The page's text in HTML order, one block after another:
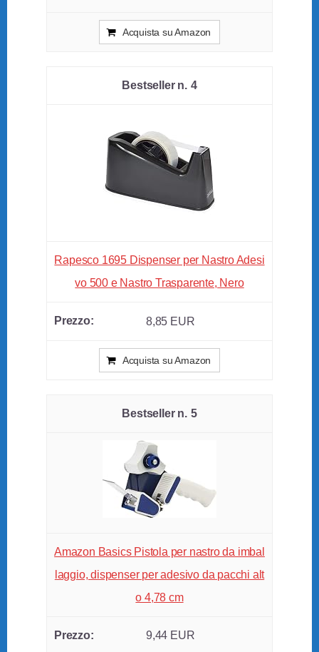
Acquista su Amazon
4
Rapesco 1695 Dispenser per Nastro Adesi
vo 500 e Nastro Trasparente, Nero
8,85 EUR
Acquista su Amazon
5
Amazon Basics Pistola per nastro da imbal
laggio, dispenser per adesivo da pacchi alt
o 4,78 cm
9,44 EUR